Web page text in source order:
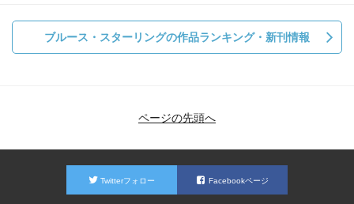
ブルース・スターリングの作品ランキング・新刊情報
ページの先頭へ
Twitterフォロー Facebookページ